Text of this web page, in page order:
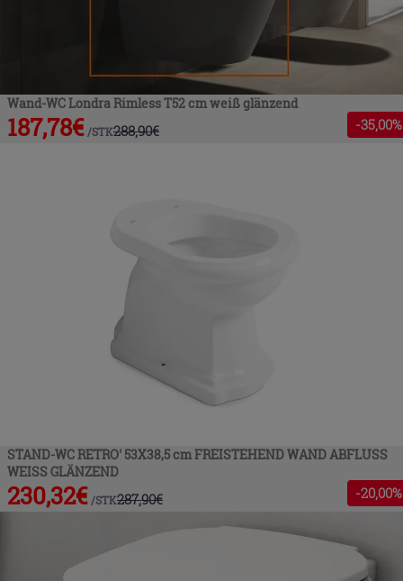
Wand-WC Londra Rimless T52 cm weiß glänzend
187,78€ /STK288,90€ -35,00%
STAND-WC RETRO' 53X38,5 cm FREISTEHEND WAND ABFLUSS
WEISS GLÄNZEND
230,32€ /STK287,90€ -20,00%